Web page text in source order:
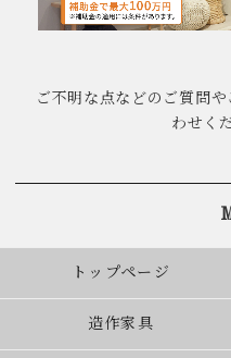
ご不明な点などのご質問
わせく
トップページ
造作家具